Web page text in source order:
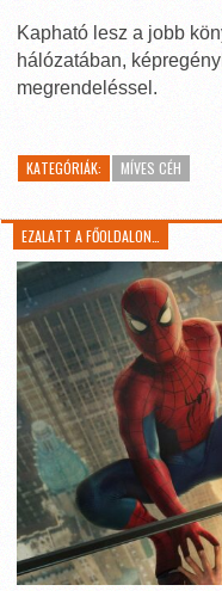
Kapható lesz a jobb
hálózatában,
megrendeléssel.
KATEGÓRIÁK: MÍVES CÉH
EZALATT A FŐOLDALON…